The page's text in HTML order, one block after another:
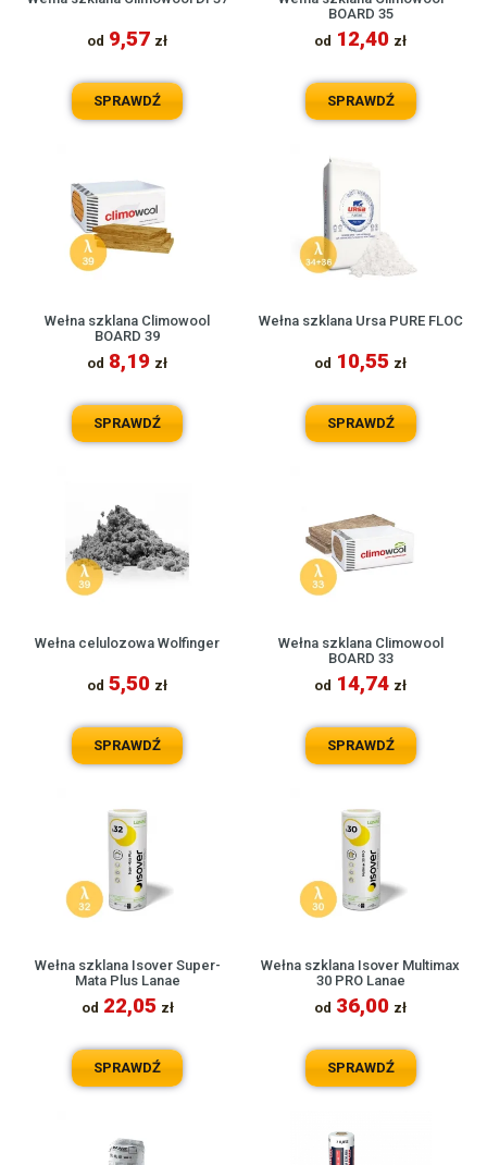
od 9,57 zł
SPRAWDŹ
BOARD 35
od 12,40 zł
SPRAWDŹ
Wełna szklana Climowool
BOARD 39
od 8,19 zł
SPRAWDŹ
Wełna szklana Ursa PURE FLOC
od 10,55 zł
SPRAWDŹ
Wełna celulozowa Wolfinger
od 5,50 zł
SPRAWDŹ
Wełna szklana Climowool
BOARD 33
od 14,74 zł
SPRAWDŹ
Wełna szklana Isover Super-
Mata Plus Lanae
od 22,05 zł
SPRAWDŹ
Wełna szklana Isover Multimax
30 PRO Lanae
od 36,00 zł
SPRAWDŹ